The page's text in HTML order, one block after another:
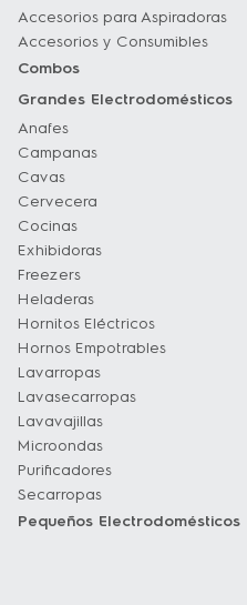
Accesorios para Aspiradoras
Accesorios y Consumibles
Combos
Grandes Electrodomésticos
Anafes
Campanas
Cavas
Cervecera
Cocinas
Exhibidoras
Freezers
Heladeras
Hornitos Eléctricos
Hornos Empotrables
Lavarropas
Lavasecarropas
Lavavajillas
Microondas
Purificadores
Secarropas
Pequeños Electrodomésticos